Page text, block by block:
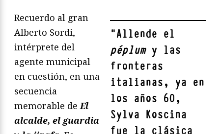
"Allende el
péplum y las
fronteras
italianas, ya en
los años 60,
Sylva Koscina
fue la clásica
Recuerdo al gran
Alberto Sordi,
intérprete del
agente municipal
en cuestión, en una
secuencia
memorable deEl
alcalde, el guardia